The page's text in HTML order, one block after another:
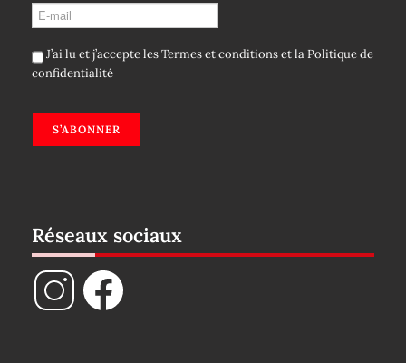
J’ai lu et j’accepte lesTermes et conditionset laPolitique de
confidentialité
S’ABONNER
Réseaux sociaux